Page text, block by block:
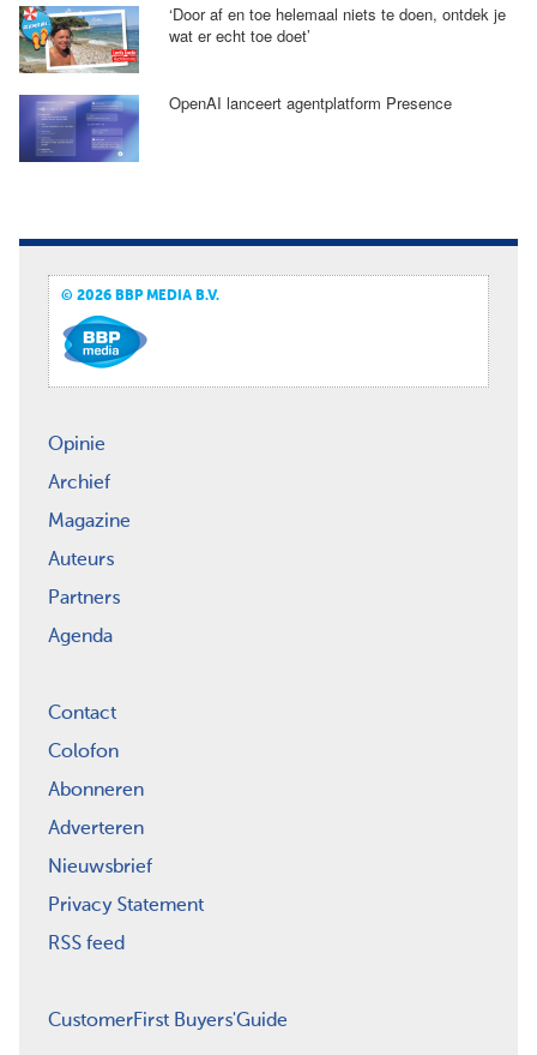
‘Door af en toe helemaal niets te doen, ontdek je
wat er echt toe doet’
OpenAI lanceert agentplatform Presence
© 2026 BBP MEDIA B.V.
Opinie
Archief
Magazine
Auteurs
Partners
Agenda
Contact
Colofon
Abonneren
Adverteren
Nieuwsbrief
Privacy Statement
RSS feed
CustomerFirst Buyers'Guide